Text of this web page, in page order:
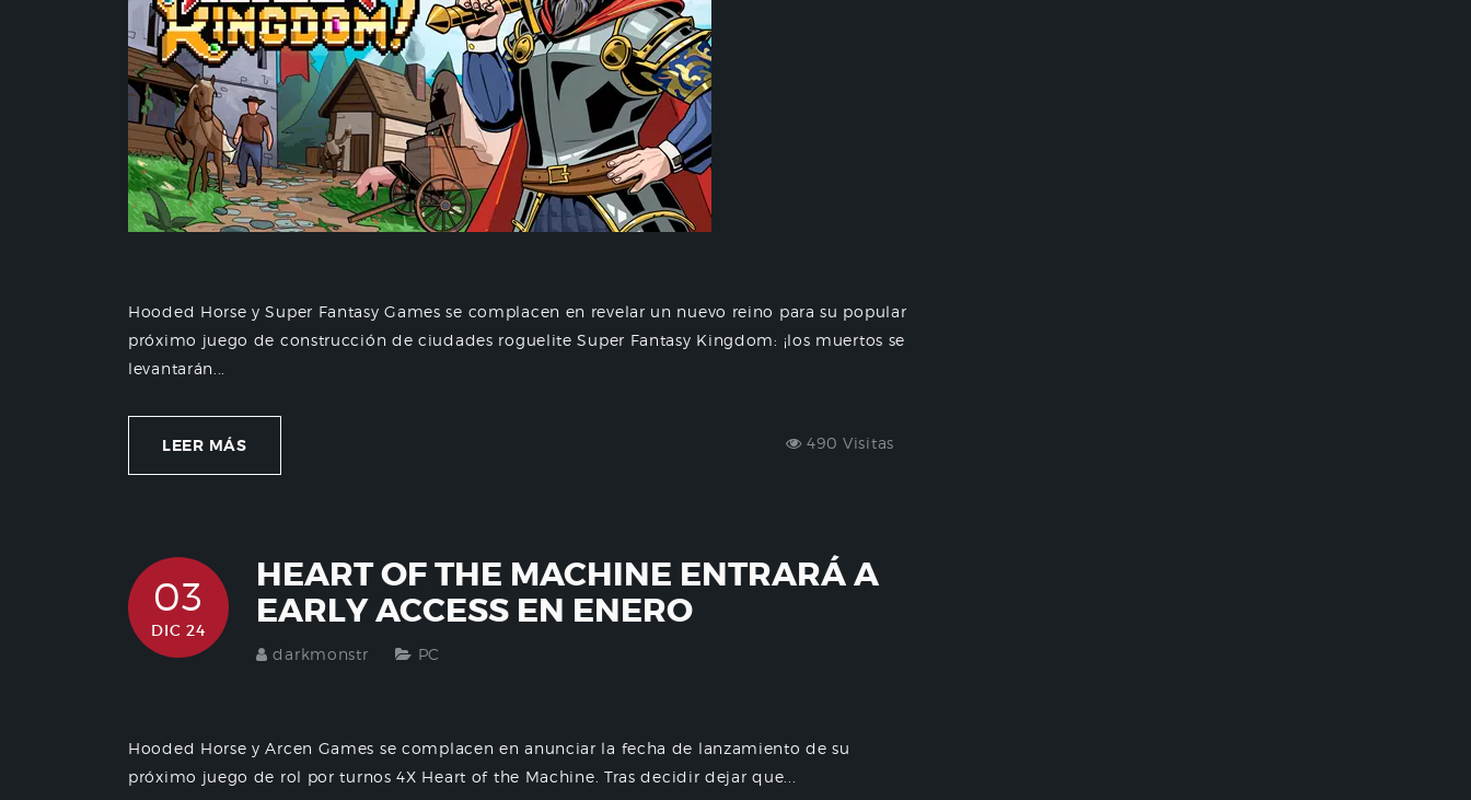
Hooded Horse y Super Fantasy Games se complacen en revelar un nuevo reino para su popular
próximo juego de construcción de ciudades roguelite Super Fantasy Kingdom: ¡los muertos se
levantarán...
LEER MÁS 490 Visitas
03
DIC 24
HEART OF THE MACHINE ENTRARÁ A
EARLY ACCESS EN ENERO
darkmonstr PC
Hooded Horse y Arcen Games se complacen en anunciar la fecha de lanzamiento de su
próximo juego de rol por turnos 4X Heart of the Machine. Tras decidir dejar que...